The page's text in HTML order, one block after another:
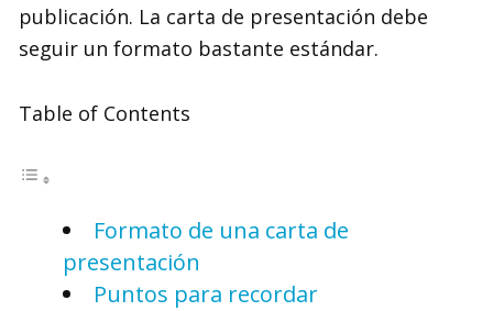
publicación. La carta de presentación debe
seguir un formato bastante estándar.
Table of Contents
Formato de una carta de
presentación
Puntos para recordar